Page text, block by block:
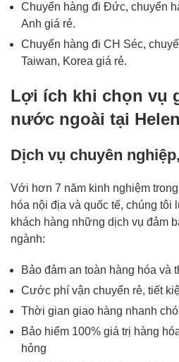
Chuyển hàng đi Đức, chuyển
Anh giá rẻ.
Chuyển hàng đi CH Séc,
Taiwan, Korea giá rẻ.
Lợi ích khi chọn vụ
nước ngoài tại
Dịch vụ chuyên
Với hơn 7 năm kinh nghiệm
hóa nội địa và quốc tế, chúng tôi
khách hàng những dịch vụ đảm
ngành:
Bảo đảm an toàn hàng hóa và
Cước phí vận chuyển rẻ, tiết
Thời gian giao hàng nhanh
Bảo hiểm 100% giá trị hàng
hỏng